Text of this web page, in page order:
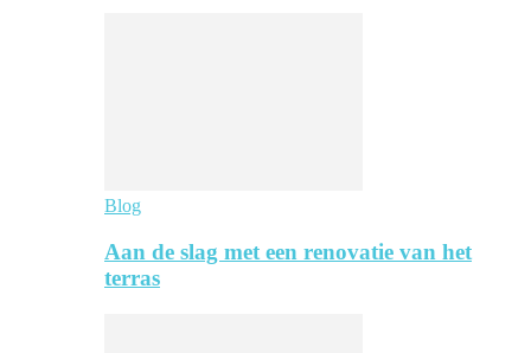
Blog
Aan de slag met een renovatie van het
terras